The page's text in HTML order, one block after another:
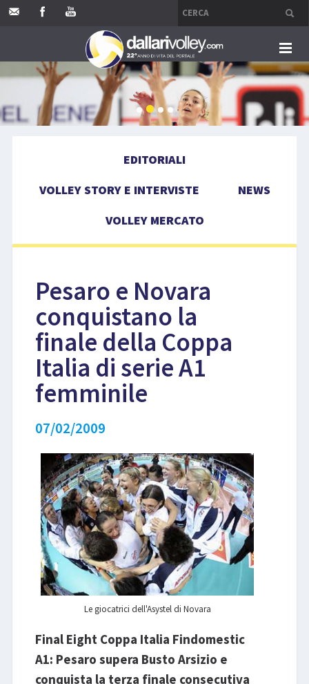
HOME
EVENTI
LIBRI
EDITORIALI
VOLLEY STORY E INTERVISTE
NEWS
VOLLEY MERCATO
Pesaro e Novara
conquistano la
finale della Coppa
Italia di serie A1
femminile
07/02/2009
Le giocatrici dell'Asystel di Novara
Final Eight Coppa Italia Findomestic
A1: Pesaro supera Busto Arsizio e
conquista la terza finale consecutiva